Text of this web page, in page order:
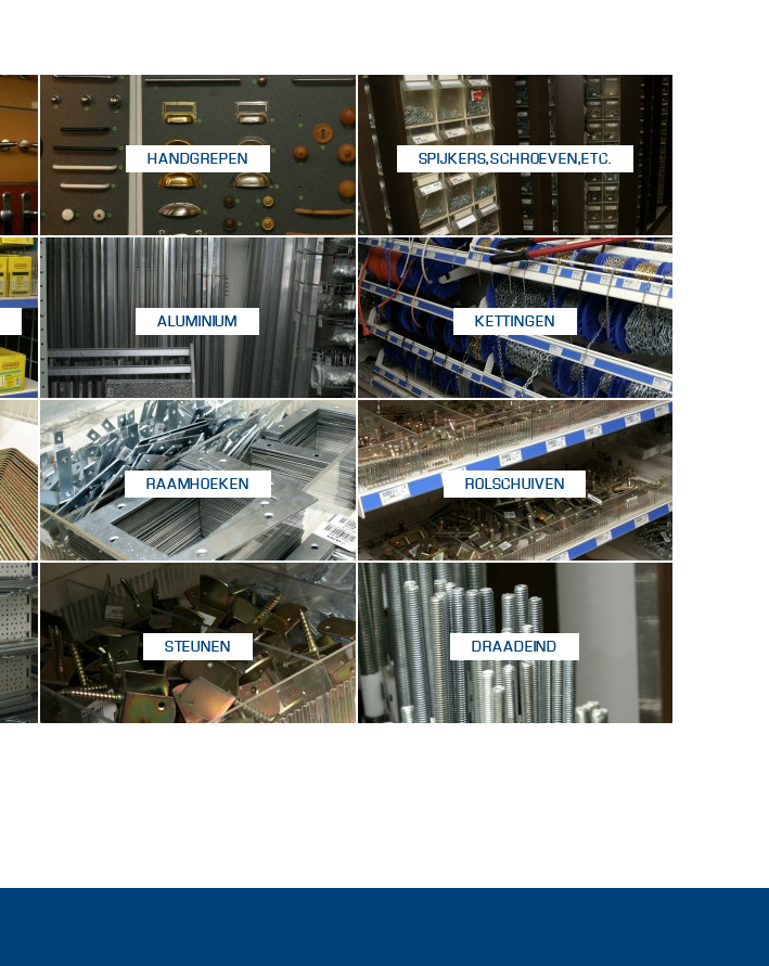
HANDGREPEN SPIJKERS, SCHROEVEN, ETC.
ALUMINIUM KETTINGEN
RAAMHOEKEN ROLSCHUIVEN
STEUNEN DRAADEIND